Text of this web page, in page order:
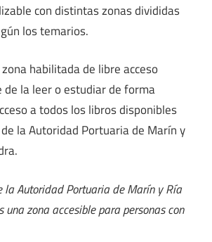
con distintas zonas divididas
los temarios.
habilitada de libre acceso
de la leer o estudiar de forma
a todos los libros disponibles
la Autoridad Portuaria de Marín y
la Autoridad Portuaria de Marín y Ría
una zona accesible para personas con